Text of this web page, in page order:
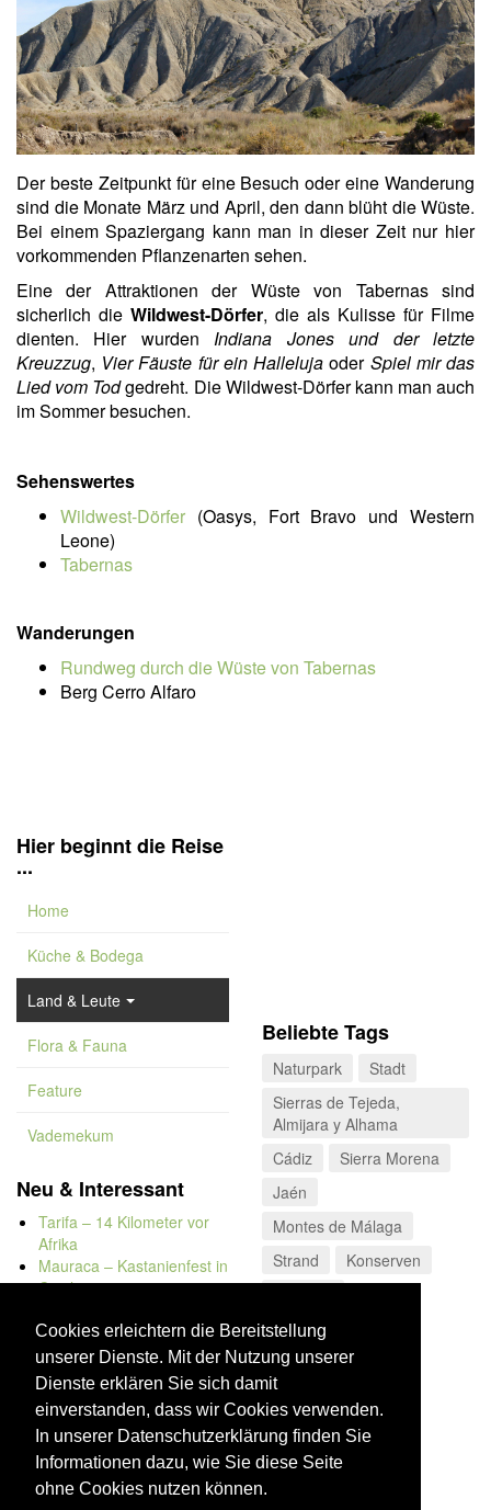
Cookies erleichtern die Bereitstellung
unserer Dienste. Mit der Nutzung unserer
Dienste erklären Sie sich damit
einverstanden, dass wir Cookies verwenden.
In unserer Datenschutzerklärung finden Sie
Informationen dazu, wie Sie diese Seite
ohne Cookies nutzen können.
Der beste Zeitpunkt für eine Besuch oder eine Wanderung
sind die Monate März und April, den dann blüht die Wüste.
Bei einem Spaziergang kann man in dieser Zeit nur hier
vorkommenden Pflanzenarten sehen.
Eine der Attraktionen der Wüste von Tabernas sind
sicherlich die Wildwest-Dörfer, die als Kulisse für Filme
dienten. Hier wurdenIndiana Jones und der letzte
Kreuzzug, Vier Fäuste für ein Halleluja oder Spiel mir das
Lied vom Todgedreht. Die Wildwest-Dörfer kann man auch
im Sommer besuchen.
Sehenswertes
Wildwest-Dörfer (Oasys, Fort Bravo und Western
Leone)
Tabernas
Wanderungen
Rundweg durch die Wüste von Tabernas
Berg Cerro Alfaro
Hier beginnt die Reise
...
Home
Küche & Bodega
Land & Leute
Flora & Fauna
Feature
Vademekum
Neu & Interessant
Tarifa – 14 Kilometer vor
Afrika
Mauraca – Kastanienfest in
Capileira
Bolonia
Kap Trafalgar
Düne von Bolonia
Beliebte Tags
Naturpark
Stadt
Sierras de Tejeda,
Almijara y Alhama
Cádiz
Sierra Morena
Jaén
Montes de Málaga
Strand
Konserven